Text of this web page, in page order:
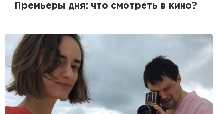
Премьеры дня: что смотреть в кино?